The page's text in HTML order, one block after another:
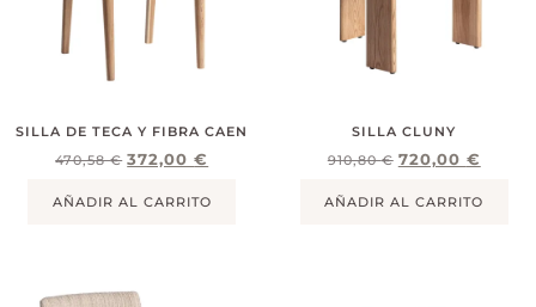
SILLA DE TECA Y FIBRA CAEN
470,58€ 372,00€
AÑADIR AL CARRITO
SILLA CLUNY
910,80€ 720,00 €
AÑADIR AL CARRITO